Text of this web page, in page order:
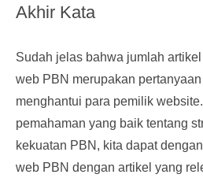
Akhir Kata
Sudah jelas bahwa jumlah
web PBN merupakan
menghantui para pemilik
pemahaman yang baik tentang
kekuatan PBN, kita dapat
web PBN dengan artikel yang